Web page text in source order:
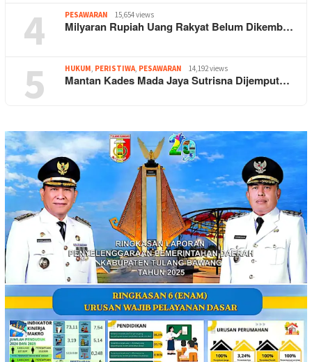
4 PESAWARAN 15,654 views
Milyaran Rupiah Uang Rakyat Belum Dikemb…
5 HUKUM, PERISTIWA, PESAWARAN 14,192 views
Mantan Kades Mada Jaya Sutrisna Dijemput…